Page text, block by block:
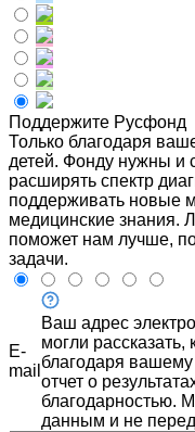
Поддержите Русфонд
Только благодаря
детей. Фонду нужны и
расширять спектр
поддерживать новые
медицинские знания.
поможет нам лучше,
задачи.
E-
mail
Ваш адрес
могли
благодаря
отчет о
благодарностью.
данным и не